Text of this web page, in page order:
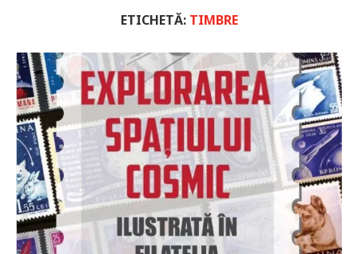
ETICHETĂ: TIMBRE